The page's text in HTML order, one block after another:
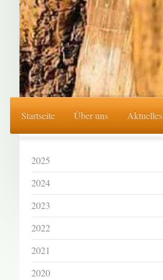
Startseite Über uns Aktuelles
2025
2024
2023
2022
2021
2020